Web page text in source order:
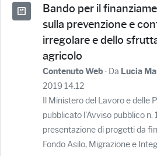
Bando per il
sulla prevenzione e
irregolare e dello
agricolo
Contenuto Web · Da Lucia
2019 14.12
Il Ministero del Lavoro e delle
pubblicato l'Avviso pubblico n.
presentazione di progetti da
Fondo Asilo, Migrazione e